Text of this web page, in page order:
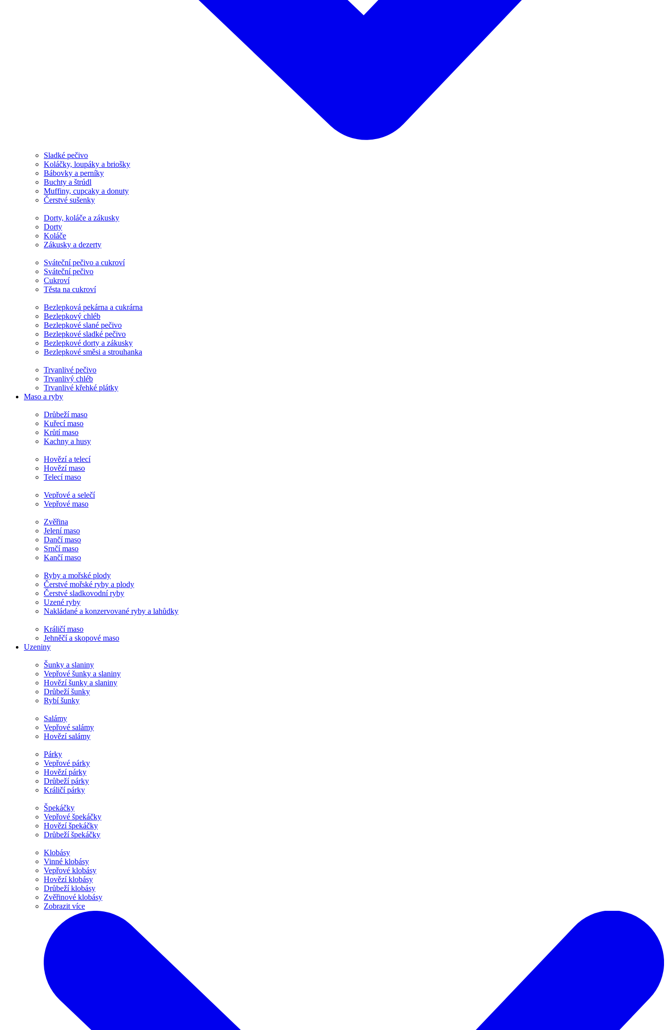
Sladké pečivo
Koláčky, loupáky a briošky
Bábovky a perníky
Buchty a štrúdl
Muffiny, cupcaky a donuty
Čerstvé sušenky
Dorty, koláče a zákusky
Dorty
Koláče
Zákusky a dezerty
Sváteční pečivo a cukroví
Sváteční pečivo
Cukroví
Těsta na cukroví
Bezlepková pekárna a cukrárna
Bezlepkový chléb
Bezlepkové slané pečivo
Bezlepkové sladké pečivo
Bezlepkové dorty a zákusky
Bezlepkové směsi a strouhanka
Trvanlivé pečivo
Trvanlivý chléb
Trvanlivé křehké plátky
Maso a ryby
Drůbeží maso
Kuřecí maso
Krůtí maso
Kachny a husy
Hovězí a telecí
Hovězí maso
Telecí maso
Vepřové a selečí
Vepřové maso
Zvěřina
Jelení maso
Dančí maso
Srnčí maso
Kančí maso
Ryby a mořské plody
Čerstvé mořské ryby a plody
Čerstvé sladkovodní ryby
Uzené ryby
Nakládané a konzervované ryby a lahůdky
Králičí maso
Jehněčí a skopové maso
Uzeniny
Šunky a slaniny
Vepřové šunky a slaniny
Hovězí šunky a slaniny
Drůbeží šunky
Rybí šunky
Salámy
Vepřové salámy
Hovězí salámy
Párky
Vepřové párky
Hovězí párky
Drůbeží párky
Králičí párky
Špekáčky
Vepřové špekáčky
Hovězí špekáčky
Drůbeží špekáčky
Klobásy
Vinné klobásy
Vepřové klobásy
Hovězí klobásy
Drůbeží klobásy
Zvěřinové klobásy
Zobrazit více